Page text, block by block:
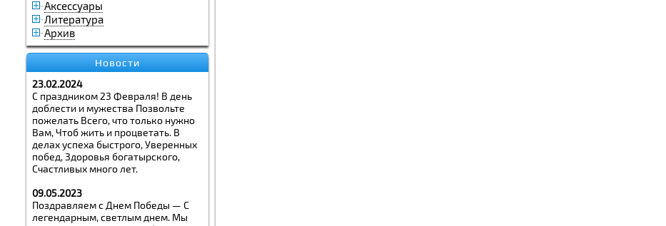
Аксессуары
Литература
Архив
Новости
23.02.2024
С праздником 23 Февраля! В день
доблести и мужества Позвольте
пожелать Всего, что только нужно
Вам, Чтоб жить и процветать. В
делах успеха быстрого, Уверенных
побед, Здоровья богатырского,
Счастливых много лет.
09.05.2023
Поздравляем с Днем Победы — С
легендарным, светлым днем. Мы